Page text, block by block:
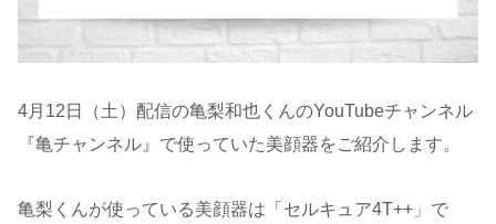
4月12日（土）配信の亀梨和也くんのYouTubeチャンネル
『亀チャンネル』で使っていた美顔器をご紹介します。
亀梨くんが使っている美顔器は「セルキュア4T++」で